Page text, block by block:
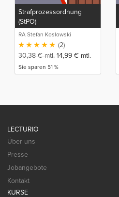
Strafprozessordnung
(StPO)
RA Stefan Koslowski
(2)
30,38€mtl. 14,99 € mtl.
Sie sparen 51 %
LECTURIO
Über uns
Presse
Jobangebote
Kontakt
KURSE